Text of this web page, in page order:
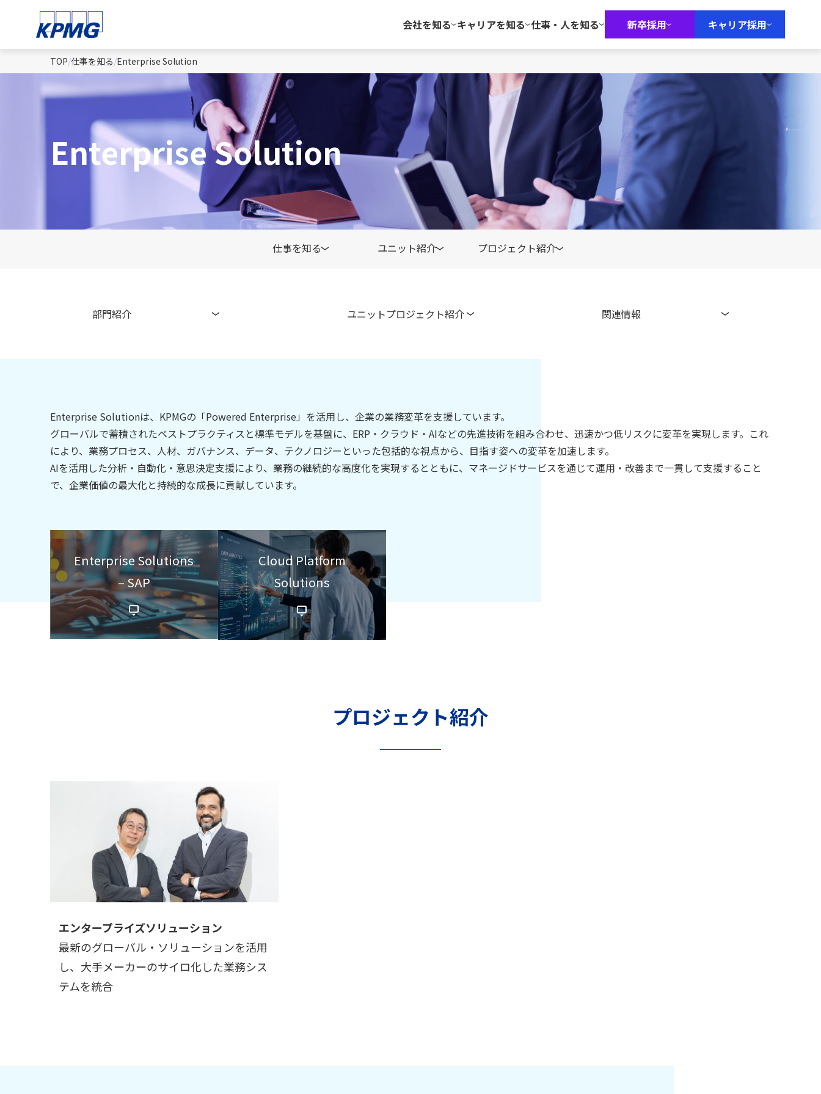
会社を知る キャリアを知る 仕事・人を知る 新卒採用 キャリア採用
TOP 仕事を知る Enterprise Solution
Enterprise Solution
仕事を知る ユニット紹介 プロジェクト紹介
部門紹介 ユニットプロジェクト紹介 関連情報
Enterprise Solutionは、KPMGの「Powered Enterprise」を活用し、企業の業務変革を支援しています。
グローバルで蓄積されたベストプラクティスと標準モデルを基盤に、ERP・クラウド・AIなどの先進技術を組み合わせ、迅速かつ低リスクに変革を実現します。これ
により、業務プロセス、人材、ガバナンス、データ、テクノロジーといった包括的な視点から、目指す姿への変革を加速します。
AIを活用した分析・自動化・意思決定支援により、業務の継続的な高度化を実現するとともに、マネージドサービスを通じて運用・改善まで一貫して支援すること
で、企業価値の最大化と持続的な成長に貢献しています。
Enterprise Solutions
– SAP
Cloud Platform
Solutions
プロジェクト紹介
エンタープライズソリューション
最新のグローバル・ソリューションを活用
し、大手メーカーのサイロ化した業務シス
テムを統合